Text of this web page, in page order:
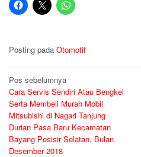
Posting pada Otomotif
Navigasi
pos
Pos sebelumnya
Cara Servis Sendiri Atau Bengkel
Serta Membeli Murah Mobil
Mitsubishi di Nagari Tanjung
Durian Pasa Baru Kecamatan
Bayang Pesisir Selatan, Bulan
Desember 2018